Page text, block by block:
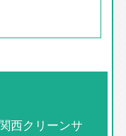
西クリーンサ